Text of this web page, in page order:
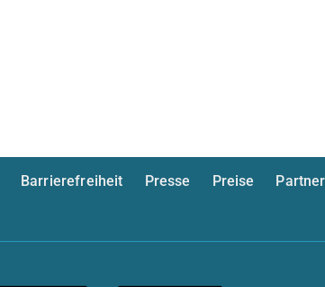
Barrierefreiheit Presse Preise